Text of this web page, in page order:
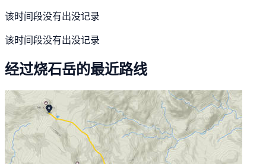
该时间段没有出没记录
该时间段没有出没记录
经过烧石岳的最近路线